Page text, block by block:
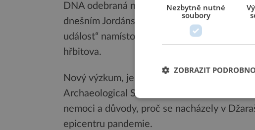
DNA odebraná například ze zubů
dnešním Jordánsku ukazuje, že tento hrob
událost“ namísto běžného, postupného
hřbitova.
Nový výzkum, jehož závěry byly
Archaeological Science, se zaměřil na
nemoci a důvody, proč se nacházely v
epicentru pandemie.
Nezbytně nutné
soubory
ZOBRAZIT